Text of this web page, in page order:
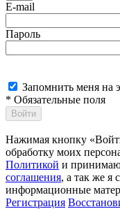
E-mail
Пароль
Запомнить меня на
* Обязательные поля
Войти
Нажимая кнопку
обработку моих
Политикой и
соглашения, а так же я
информационные
Регистрация